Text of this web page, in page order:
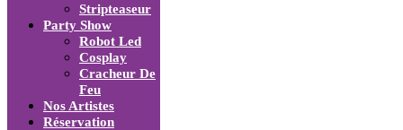
Stripteaseur
Party Show
Robot Led
Cosplay
Cracheur De
Feu
Nos Artistes
Réservation